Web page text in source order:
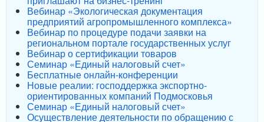
Вебинар «Экологическая документация
предприятий агропромышленного комплекса»
Вебинар по процедуре подачи заявки на
региональном портале государственных услуг
Вебинар о сертификации товаров
Семинар «Единый налоговый счет»
Бесплатные онлайн-конференции
Новые реалии: господдержка экспортно-
ориентированных компаний Подмосковья
Семинар «Единый налоговый счет»
Осуществление деятельности по обращению с